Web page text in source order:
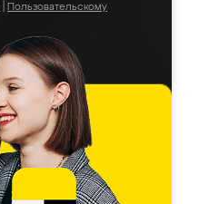
Пользовательскому